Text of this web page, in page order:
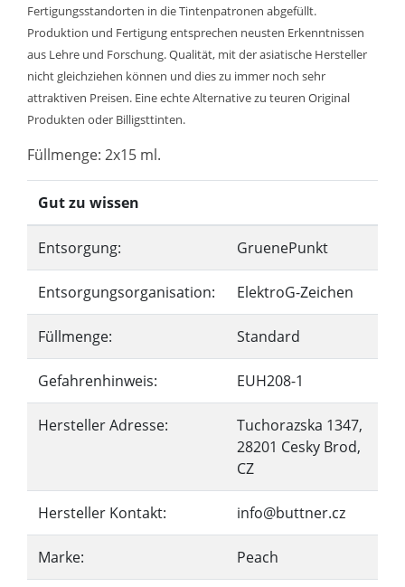
Fertigungsstandorten in die Tintenpatronen abgefüllt.
Produktion und Fertigung entsprechen neusten Erkenntnissen
aus Lehre und Forschung. Qualität, mit der asiatische Hersteller
nicht gleichziehen können und dies zu immer noch sehr
attraktiven Preisen. Eine echte Alternative zu teuren Original
Produkten oder Billigsttinten.
Füllmenge: 2x15 ml.
Gut zu wissen
Entsorgung: GruenePunkt
Entsorgungsorganisation: ElektroG-Zeichen
Füllmenge: Standard
Gefahrenhinweis: EUH208-1
Hersteller Adresse:
Tuchorazska 1347,
28201 Cesky Brod,
CZ
Hersteller Kontakt: info@buttner.cz
Marke: Peach